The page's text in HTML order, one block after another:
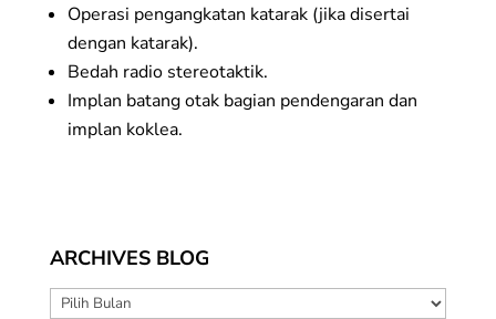
Operasi pengangkatan katarak (jika disertai
dengan katarak).
Bedah radio stereotaktik.
Implan batang otak bagian pendengaran dan
implan koklea.
ARCHIVES BLOG
ARCHIVES